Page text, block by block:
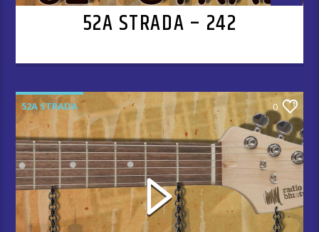
52A STRADA – 242
52A STRADA 0